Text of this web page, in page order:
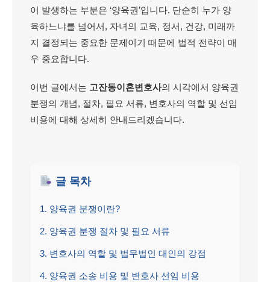
이 발생하는 부분은 ‘양육권’입니다. 단순히 누가 양
육하느냐를 넘어서, 자녀의 교육, 정서, 건강, 미래까
지 결정되는 중요한 문제이기 때문에 법적 전략이 매
우 중요합니다.
이번 글에서는 고잔동이혼변호사의 시각에서 양육권
분쟁의 개념, 절차, 필요 서류, 변호사의 역할 및 선임
비용에 대해 상세히 안내드리겠습니다.
글 목차
1. 양육권 분쟁이란?
2. 양육권 분쟁 절차 및 필요 서류
3. 변호사의 역할 및 법무법인 대인의 강점
4. 양육권 소송 비용 및 변호사 선임 비용